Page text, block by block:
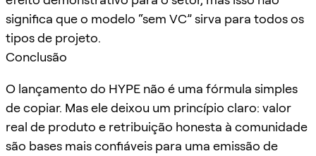
significa que o modelo “sem VC” sirva para todos os
tipos de projeto.
Conclusão
O lançamento do HYPE não é uma fórmula simples
de copiar. Mas ele deixou um princípio claro: valor
real de produto e retribuição honesta à comunidade
são bases mais confiáveis para uma emissão de